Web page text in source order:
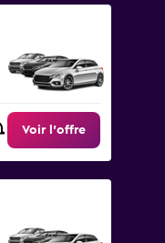
Voir l’offre